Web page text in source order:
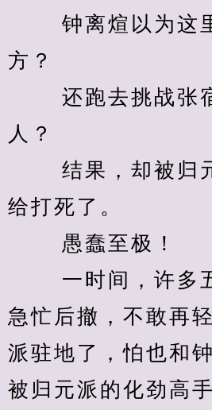
钟离煊以为这
方？
还跑去挑战张宿
人？
结果，却被归元
给打死了。
愚蠢至极！
一时间，许多五
急忙后撤，不敢再
派驻地了，怕也和
被归元派的化劲高